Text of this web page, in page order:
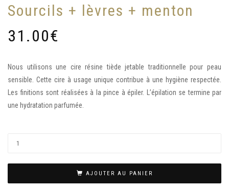
Sourcils + lèvres + menton
31.00€
Nous utilisons une cire résine tiède jetable traditionnelle pour peau
sensible. Cette cire à usage unique contribue à une hygiène respectée.
Les finitions sont réalisées à la pince à épiler. L’épilation se termine par
une hydratation parfumée.
AJOUTER AU PANIER